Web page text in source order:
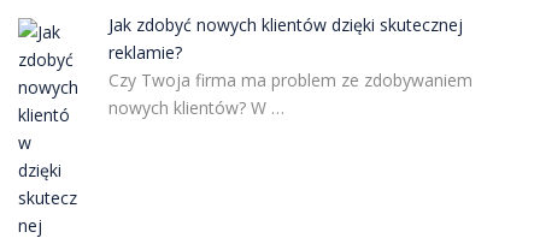
Jak zdobyć nowych klientów dzięki skutecznej
reklamie?
Czy Twoja firma ma problem ze zdobywaniem
nowych klientów? W …